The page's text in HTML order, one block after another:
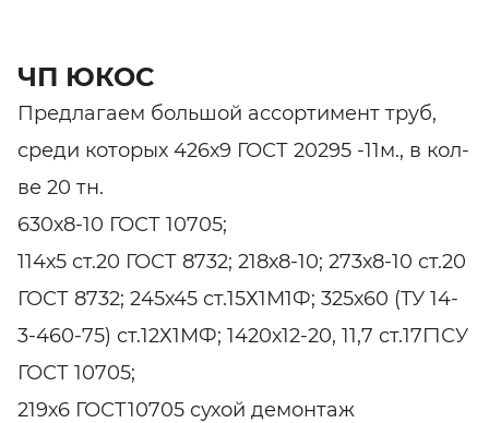
ЧП ЮКОС
Предлагаем большой ассортимент труб,
среди которых 426х9 ГОСТ 20295 -11м., в кол-
ве 20 тн.
630х8-10 ГОСТ 10705;
114х5 ст.20 ГОСТ 8732; 218х8-10; 273х8-10 ст.20
ГОСТ 8732; 245х45 ст.15Х1М1Ф; 325х60 (ТУ 14-
3-460-75) ст.12Х1МФ; 1420х12-20, 11,7 ст.17Г1СУ
ГОСТ 10705;
219х6 ГОСТ10705 сухой демонтаж